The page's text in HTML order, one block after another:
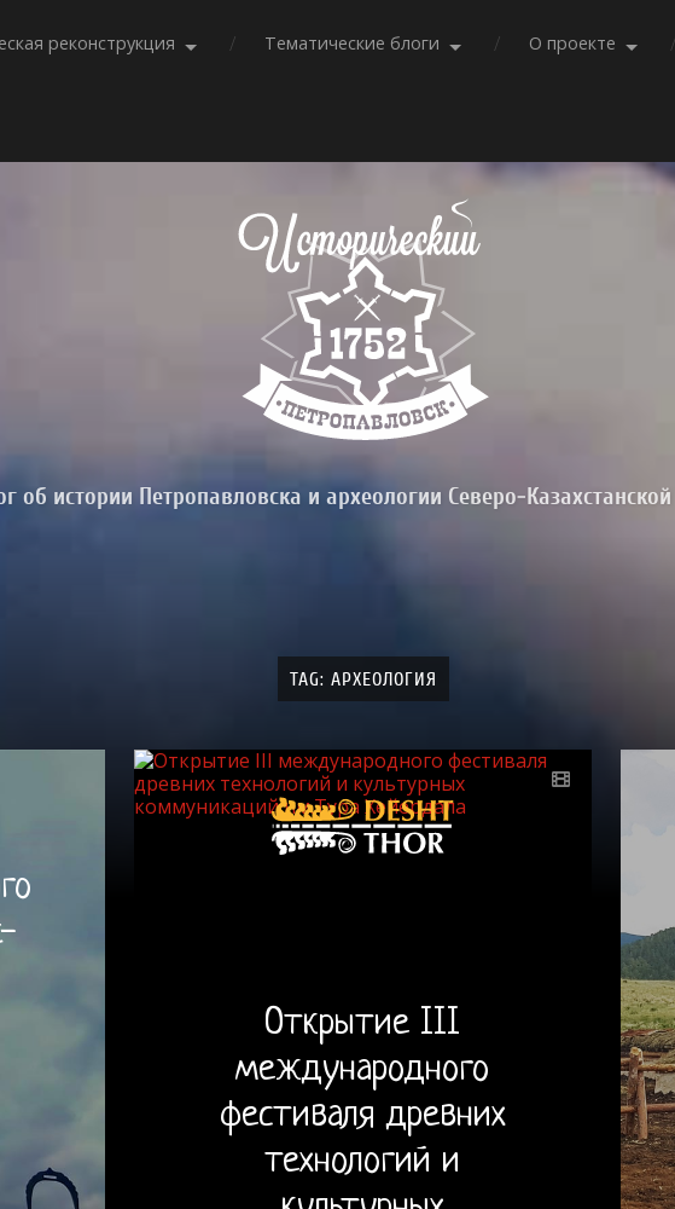
реконструкция Тематические блоги О проекте
об истории Петропавловска и археологии Северо-
TAG: АРХЕОЛОГИЯ
Открытие III
международного
фестиваля древних
технологий и